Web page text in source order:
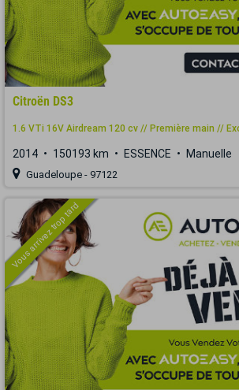
Citroën DS3
1.6 VTi 16V Airdream 120 cv // Première main //
2014 150193 km ESSENCE Manuelle
Guadeloupe - 97122
Vous arrivez trop tard